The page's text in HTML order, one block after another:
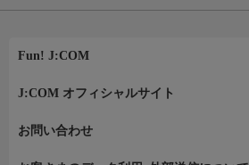
Fun! J:COM
J:COM オフィシャルサイト
お問い合わせ